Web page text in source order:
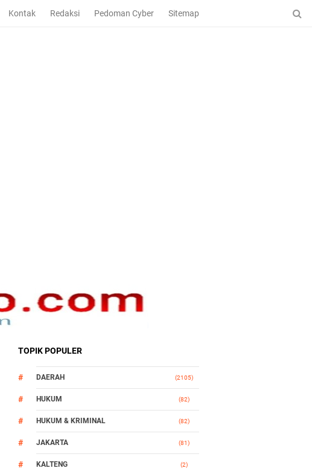
Kontak Redaksi Pedoman Cyber Sitemap
TOPIK POPULER
DAERAH (2105)
HUKUM (82)
HUKUM & KRIMINAL (82)
JAKARTA (81)
KALTENG (2)